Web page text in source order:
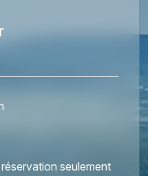
seulement